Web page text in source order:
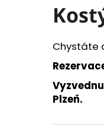
Chystáte
Plzeň.